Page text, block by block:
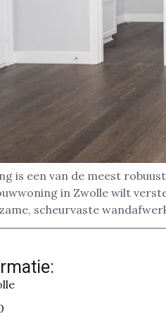
is een van de meest
in Zwolle wilt
scheurvaste